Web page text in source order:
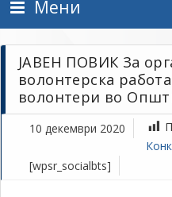
Мени
ЈАВЕН ПОВИК За
волонтерска
волонтери во
10 декември 2020
[wpsr_socialbts]